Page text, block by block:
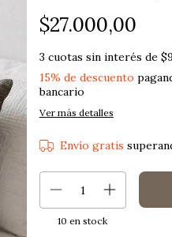
$27.000,00
3 cuotas sin interés de
15% de descuento
bancario
Ver más detalles
Envío gratis
10 en stock